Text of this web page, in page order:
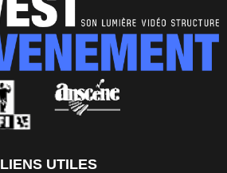
LIENS UTILES